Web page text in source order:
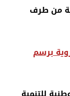
من طرف
برسم